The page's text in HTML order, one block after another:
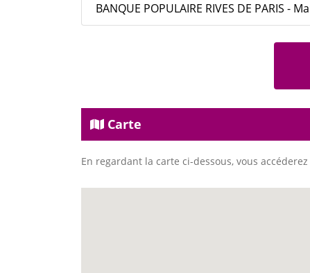
BANQUE POPULAIRE RIVES DE PARIS -
Carte
En regardant la carte ci-dessous, vous